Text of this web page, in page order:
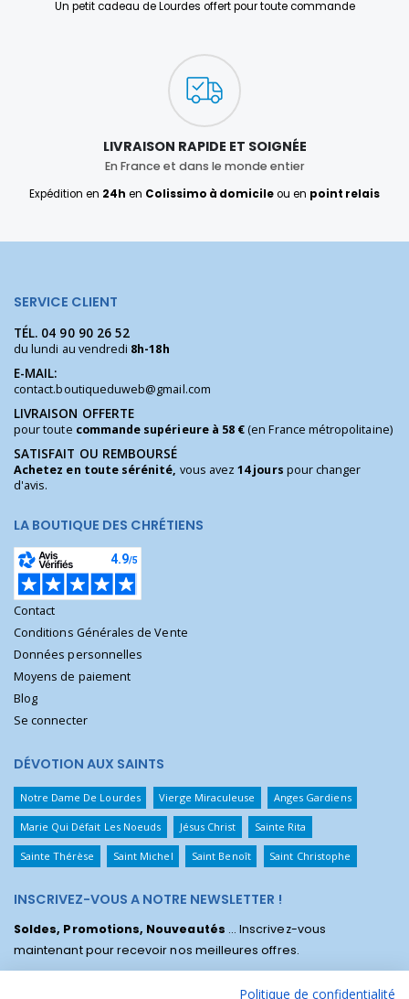
Un petit cadeau de Lourdes offert pour toute commande
LIVRAISON RAPIDE ET SOIGNÉE
En France et dans le monde entier
Expédition en 24h en Colissimo à domicileou en point relais
SERVICE CLIENT
TÉL. 04 90 90 26 52
du lundi au vendredi 8h-18h
E-MAIL:
contact.boutiqueduweb@gmail.com
LIVRAISON OFFERTE
pour toute commande supérieure à 58 €(en France métropolitaine)
SATISFAIT OU REMBOURSÉ
Achetez en toute sérénité, vous avez14 jours pour changer
d'avis.
LA BOUTIQUE DES CHRÉTIENS
Contact
Conditions Générales de Vente
Données personnelles
Moyens de paiement
Blog
Se connecter
DÉVOTION AUX SAINTS
Notre Dame De Lourdes Vierge Miraculeuse Anges Gardiens
Marie Qui Défait Les Noeuds Jésus Christ Sainte Rita
Sainte Thérèse Saint Michel Saint Benoît Saint Christophe
INSCRIVEZ-VOUS A NOTRE NEWSLETTER !
Soldes, Promotions, Nouveautés ... Inscrivez-vous
maintenant pour recevoir nos meilleures offres.
Politique de confidentialité